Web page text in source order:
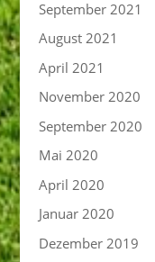
September 2021
August 2021
April 2021
November 2020
September 2020
Mai 2020
April 2020
Januar 2020
Dezember 2019